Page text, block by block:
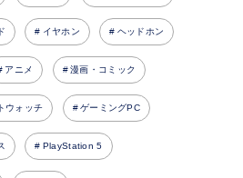
イヤホン ヘッドホン
アニメ 漫画・コミック
ウォッチ ゲーミングPC
PlayStation 5